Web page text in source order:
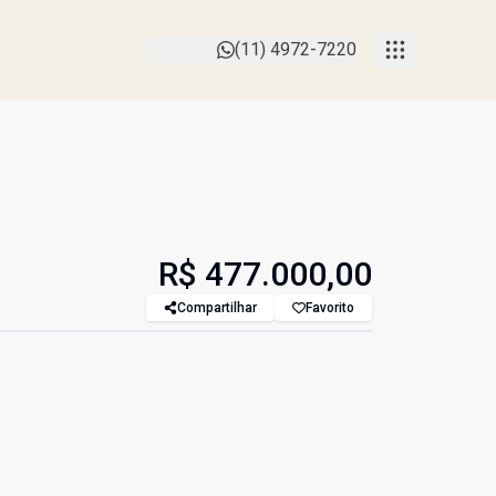
(11) 4972-7220
R$ 477.000,00
Compartilhar Favorito